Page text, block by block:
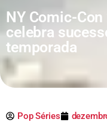
NY Comic-
celebra
temporada
Pop Séries